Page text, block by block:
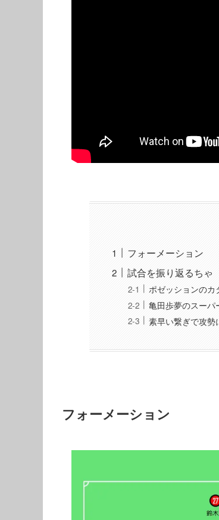
フォーメーション
試合を振り返るちゃ
ポゼッションのカ
亀田歩夢のスーパ
素早い繋ぎで攻勢
フォーメーション